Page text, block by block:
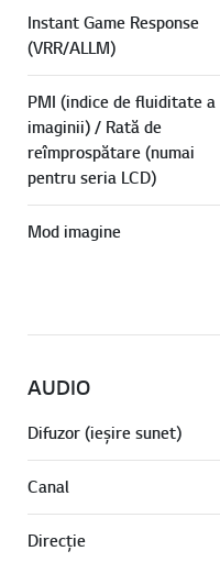
Instant Game Response
(VRR/ALLM)
PMI (indice de fluiditate a
imaginii) / Rată de
reîmprospătare (numai
pentru seria LCD)
Mod imagine
AUDIO
Difuzor (ieșire sunet)
Canal
Direcție